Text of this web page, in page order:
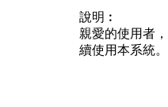
說明︰
親愛的使用者
續使用本系統